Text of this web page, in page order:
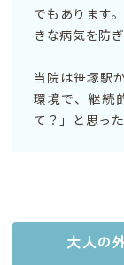
でもあります
きな病気を防ぎ
当院は笹塚駅
環境で、継続
て？」と思っ
大人の